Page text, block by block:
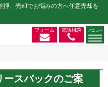
、売却でお悩みの方へ任意売却を
フォーム 電話相談
ースバックのご案